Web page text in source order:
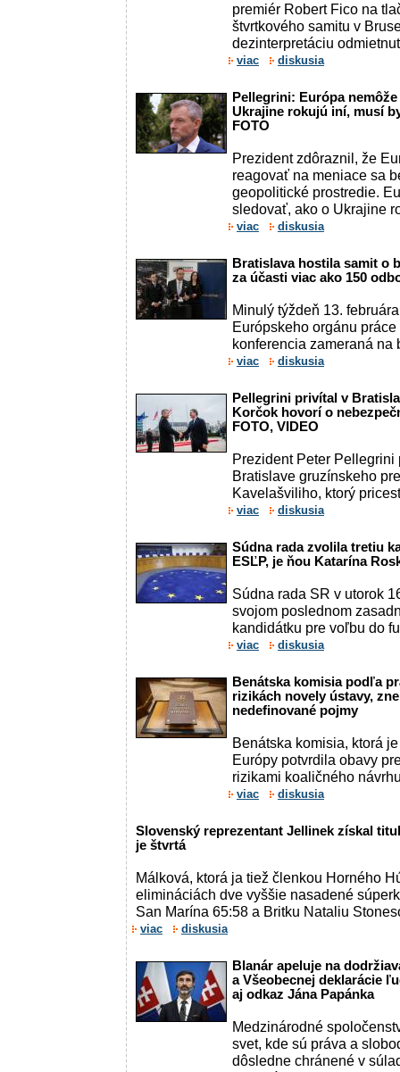
premiér Robert Fico na
štvrtkového samitu v
dezinterpretáciu
viac diskusia
Pellegrini: Európa
Ukrajine rokujú iní, musí
FOTO
Prezident zdôraznil, že
reagovať na meniace sa
geopolitické prostredie.
sledovať, ako o Ukrajine
viac diskusia
Bratislava hostila samit o
za účasti viac ako 150
Minulý týždeň 13.
Európskeho orgánu
konferencia zameraná na
viac diskusia
Pellegrini privítal v
Korčok hovorí o
FOTO, VIDEO
Prezident Peter Pellegrini
Bratislave gruzínskeho
Kavelašviliho, ktorý
viac diskusia
Súdna rada zvolila tretiu
ESĽP, je ňou Katarína
Súdna rada SR v utorok
svojom poslednom
kandidátku pre voľbu do
viac diskusia
Benátska komisia podľa
rizikách novely ústavy,
nedefinované pojmy
Benátska komisia, ktorá
Európy potvrdila obavy
rizikami koaličného
viac diskusia
Slovenský reprezentant Jellinek získal
je štvrtá
Málková, ktorá ja tiež členkou Horného
elimináciách dve vyššie nasadené
San Marína 65:58 a Britku Nataliu
viac diskusia
Blanár apeluje na
a Všeobecnej deklarácie
aj odkaz Jána Papánka
Medzinárodné
svet, kde sú práva a
dôsledne chránené v